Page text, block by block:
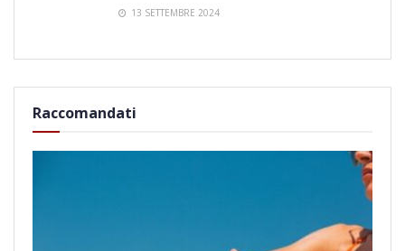
13 SETTEMBRE 2024
Raccomandati